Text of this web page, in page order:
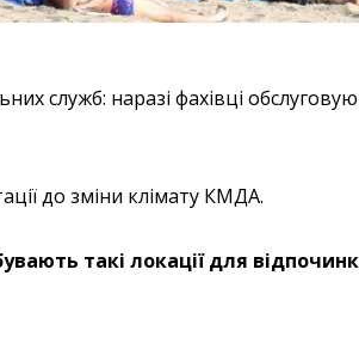
служб: наразі фахівці
до зміни клімату КМДА.
такі локації для